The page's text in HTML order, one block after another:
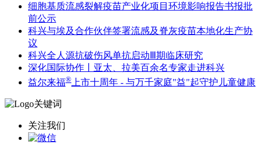
细胞基质流感裂解疫苗产业化项目环境影响报告书报批
前公示
科兴与埃及合作伙伴签署流感及脊灰疫苗本地化生产协
议
科兴全人源抗破伤风单抗启动Ⅲ期临床研究
深化国际协作丨亚太、拉美百余名专家走进科兴
益尔来福® 上市十周年 - 与万千家庭"益"起守护儿童健康
关注我们